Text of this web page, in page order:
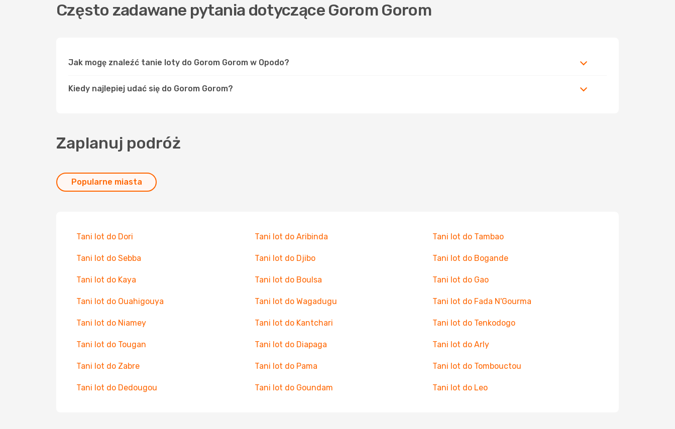
Często zadawane pytania dotyczące Gorom Gorom
Jak mogę znaleźć tanie loty do Gorom Gorom w Opodo?
Kiedy najlepiej udać się do Gorom Gorom?
Zaplanuj podróż
Popularne miasta
Tani lot do Dori Tani lot do Aribinda Tani lot do Tambao
Tani lot do Sebba Tani lot do Djibo Tani lot do Bogande
Tani lot do Kaya Tani lot do Boulsa Tani lot do Gao
Tani lot do Ouahigouya Tani lot do Wagadugu Tani lot do Fada N'Gourma
Tani lot do Niamey Tani lot do Kantchari Tani lot do Tenkodogo
Tani lot do Tougan Tani lot do Diapaga Tani lot do Arly
Tani lot do Zabre Tani lot do Pama Tani lot do Tombouctou
Tani lot do Dedougou Tani lot do Goundam Tani lot do Leo